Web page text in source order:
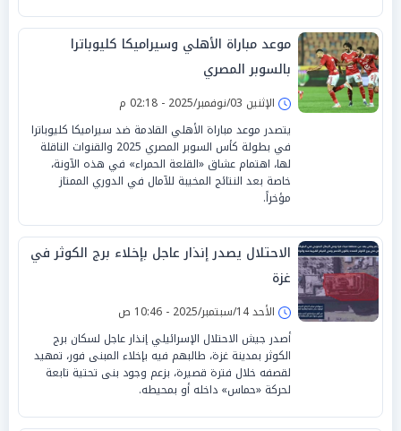
موعد مباراة الأهلي وسيراميكا كليوباترا
بالسوبر المصري
الإثنين 03/نوفمبر/2025 - 02:18 م
يتصدر موعد مباراة الأهلي القادمة ضد سيراميكا كليوباترا
في بطولة كأس السوبر المصري 2025 والقنوات الناقلة
لها، اهتمام عشاق «القلعة الحمراء» في هذه الآونة،
خاصة بعد النتائج المخيبة للآمال في الدوري الممتاز
مؤخراً.
الاحتلال يصدر إنذار عاجل بإخلاء برج الكوثر في
غزة
الأحد 14/سبتمبر/2025 - 10:46 ص
أصدر جيش الاحتلال الإسرائيلي إنذار عاجل لسكان برج
الكوثر بمدينة غزة، طالبهم فيه بإخلاء المبنى فور، تمهيد
لقصفه خلال فترة قصيرة، بزعم وجود بنى تحتية تابعة
لحركة «حماس» داخله أو بمحيطه.